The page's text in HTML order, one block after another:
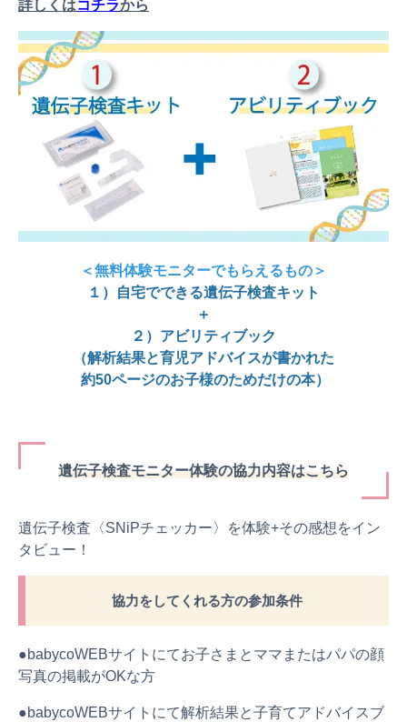
詳しくはコチラから
＜無料体験モニターでもらえるもの＞
１）自宅でできる遺伝子検査キット
＋
２）アビリティブック
（解析結果と育児アドバイスが書かれた
約50ページのお子様のためだけの本）
遺伝子検査モニター体験の協力内容はこちら
遺伝子検査〈SNiPチェッカー〉を体験+その感想をイン
タビュー！
協力をしてくれる方の参加条件
●babycoWEBサイトにてお子さまとママまたはパパの顔
写真の掲載がOKな方
●babycoWEBサイトにて解析結果と子育てアドバイスブ